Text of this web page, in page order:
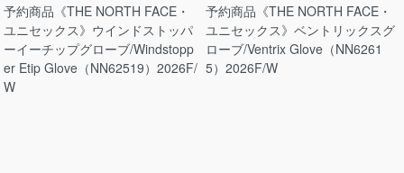
予約商品《THE NORTH FACE・
ユニセックス》ウインドストッパ
ーイーチップグローブ/Windstopp
er Etip Glove（NN62519）2026F/
W
予約商品《THE NORTH FACE・
ユニセックス》ベントリックスグ
ローブ/Ventrix Glove（NN6261
5）2026F/W